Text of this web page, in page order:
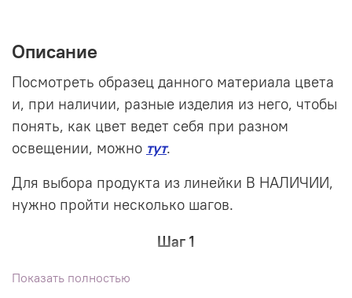
Описание
Посмотреть образец данного материала цвета
и, при наличии, разные изделия из него, чтобы
понять, как цвет ведет себя при разном
освещении, можно тут.
Для выбора продукта из линейки В НАЛИЧИИ,
нужно пройти несколько шагов.
Шаг 1
Выбираем понравившуюся модель. Добавляем
Показать полностью